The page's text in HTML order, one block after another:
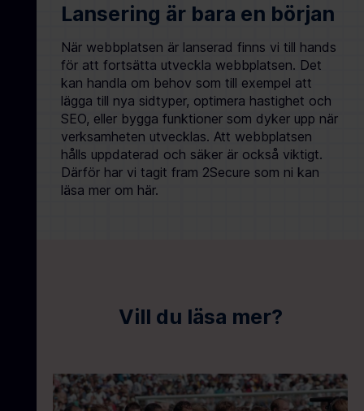
Lansering är bara en början
När webbplatsen är lanserad finns vi till hands
för att fortsätta utveckla webbplatsen. Det
kan handla om behov som till exempel att
lägga till nya sidtyper, optimera hastighet och
SEO, eller bygga funktioner som dyker upp när
verksamheten utvecklas. Att webbplatsen
hålls uppdaterad och säker är också viktigt.
Därför har vi tagit fram 2Secure som ni kan
läsa mer om här.
Vill du läsa mer?